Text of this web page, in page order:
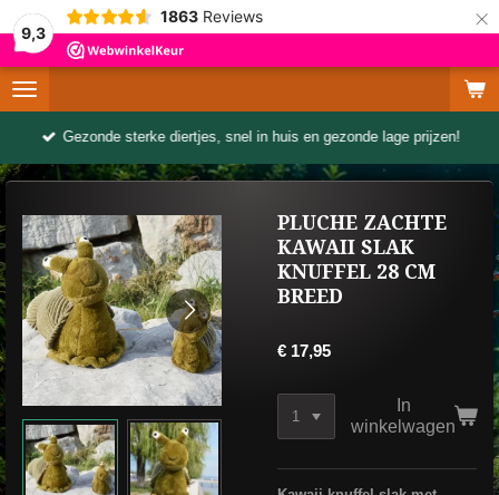
9,3
1863 Reviews ×
Gezonde sterke diertjes, snel in huis en gezonde lage prijzen!
PLUCHE ZACHTE
KAWAII SLAK
KNUFFEL 28 CM
BREED
€ 17,95
In
winkelwagen